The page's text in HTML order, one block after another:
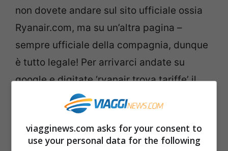
non dovete andare sul sito ufficiale ossia
Ryanair.com, ma su un’altra pagina –
sempre ufficiale della compagnia, dunque
è tutto legale! Per arrivarci andate su
google e digitate ‘ryanair trova tariffe’ il
primo risultato è quello giusto o potete
arrivarci direttamente da qui.
Avrete così a vostra disposizione un
viagginews.com asks for your consent to
use your personal data for the following